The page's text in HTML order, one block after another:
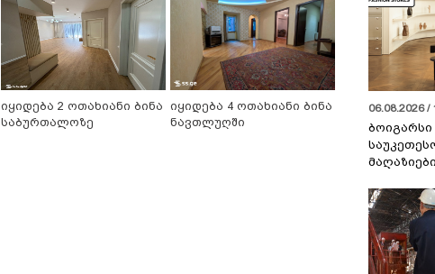
იყიდება 2 ოთახიანი ბინა
საბურთალოზე
იყიდება 4 ოთახიანი ბინა
ნავთლუღში
06.08.2026 /